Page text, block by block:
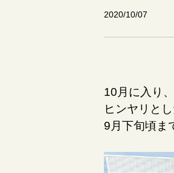
2020/10/07
10月に入り
ヒンヤリと
9月下旬頃ま